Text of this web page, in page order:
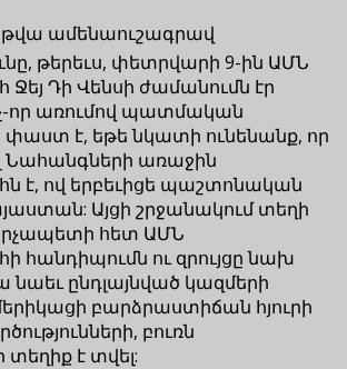
ամենաուշագրավ
թերեւս, փետրվարի 9-ին ԱՄՆ
Դի Վենսի ժամանումն էր
որ առումով պատմական
փաստ է, եթե նկատի ունենանք, որ
Նահանգների առաջին
ով երբեւիցե պաշտոնական
Այցի շրջանակում տեղի
հետ ԱՄՆ
ու զրույցը նախ
ընդլայնված կազմերի
բարձրաստիճան հյուրի
բուռն
տեղիք է տվել: